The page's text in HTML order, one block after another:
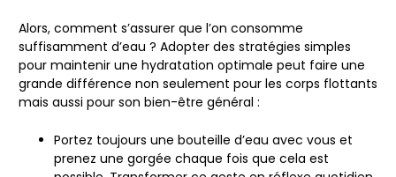
Alors, comment s’assurer que l’on consomme
suffisamment d’eau ? Adopter des stratégies simples
pour maintenir une hydratation optimale peut faire une
grande différence non seulement pour les corps flottants
mais aussi pour son bien-être général :
Portez toujours une bouteille d’eau avec vous et
prenez une gorgée chaque fois que cela est